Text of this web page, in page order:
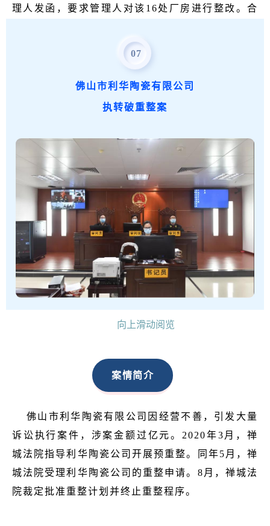
理人发函，要求管理人对该16处厂房进行整改。合
当地政府代表召开破产案件协调会。
2050万元对价有偿回收破产财产。
山中院裁定批准管理人执行破产财产分配方案。4
月，方案执行完毕。
典型意义
该案中，佛山中院充分发挥府院协调机制作用
与当地政府紧密配合、协作沟通，全力支持村改及
乡村振兴项目推进工作。该案借力村改政策，通过
破产清算程序提出一揽子解决方案，同时解决了淘
汰落后产业产能、腾退废旧工业用地、人居环境整
治、乡村公共配套升级等多个历史问题，
07
佛山市利华陶瓷有限公司
执转破重整案
向上滑动阅览
案情简介
佛山市利华陶瓷有限公司因经营不善，引发大量
诉讼执行案件，涉案金额过亿元。2020年3月，禅
城法院指导利华陶瓷公司开展预重整。同年5月，禅
城法院受理利华陶瓷公司的重整申请。8月，禅城法
院裁定批准重整计划并终止重整程序。